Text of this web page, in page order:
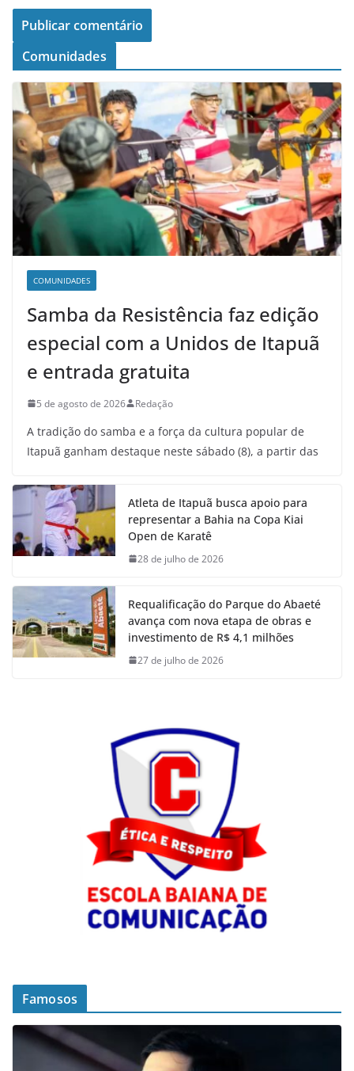
Comunidades
COMUNIDADES
Samba da Resistência faz edição
especial com a Unidos de Itapuã
e entrada gratuita
5 de agosto de 2026 Redação
A tradição do samba e a força da cultura popular de
Itapuã ganham destaque neste sábado (8), a partir das
Atleta de Itapuã busca apoio para
representar a Bahia na Copa Kiai
Open de Karatê
28 de julho de 2026
Requalificação do Parque do Abaeté
avança com nova etapa de obras e
investimento de R$ 4,1 milhões
27 de julho de 2026
Famosos